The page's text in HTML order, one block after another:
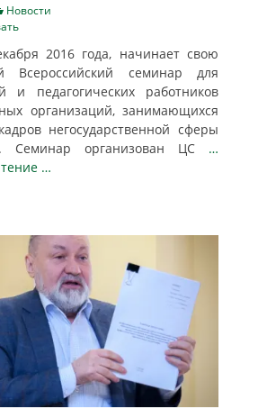
Новости
2016 года, начинает свою
семинар для
и педагогических работников
организаций, занимающихся
негосударственной сферы
Семинар организован ЦС …
…